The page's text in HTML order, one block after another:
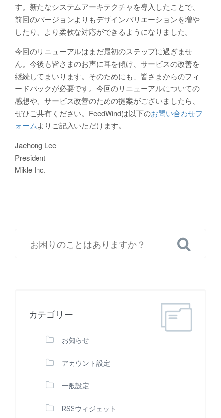
す。新たなシステムアーキテクチャを導入したことで、
前回のバージョンよりもデザインバリエーションを増や
したり、より柔軟な対応ができるようになりました。
今回のリニューアルはまだ最初のステップに過ぎませ
ん。今後も皆さまのお声に耳を傾け、サービスの改善を
継続してまいります。そのためにも、皆さまからのフィ
ードバックが必要です。今回のリニューアルについての
感想や、サービス改善のための提案がございましたら、
ぜひご共有ください。FeedWindは以下のお問い合わせフ
ォームよりご記入いただけます。
Jaehong Lee
President
Mikle Inc.
カテゴリー
お知らせ
アカウント設定
一般設定
RSSウィジェット